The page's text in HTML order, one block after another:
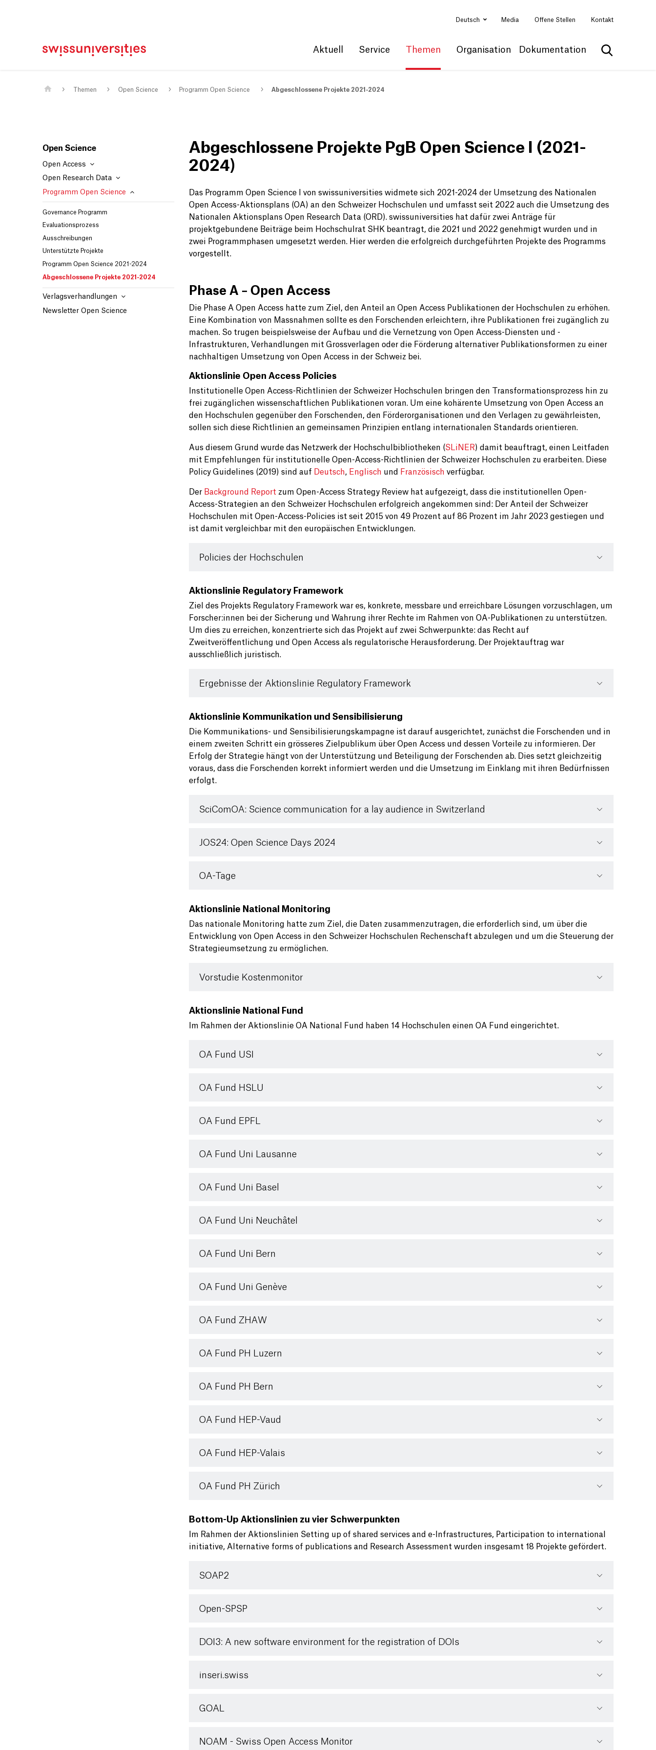
Sitemap
Deutsch Media Offene Stellen Kontakt
Aktuell Service Themen Organisation Dokumentation
Suche
Themen Open Science Programm Open Science Abgeschlossene Projekte 2021-2024
Open Science
Open Access
Open Research Data
Programm Open Science
Governance Programm
Evaluationsprozess
Ausschreibungen
Unterstützte Projekte
Programm Open Science 2021-2024
Abgeschlossene Projekte 2021-2024
Verlagsverhandlungen
Newsletter Open Science
Abgeschlossene Projekte PgB Open Science I (2021-
2024)
Das Programm Open Science I von swissuniversities widmete sich 2021-2024 der Umsetzung des Nationalen
Open Access-Aktionsplans (OA) an den Schweizer Hochschulen und umfasst seit 2022 auch die Umsetzung des
Nationalen Aktionsplans Open Research Data (ORD). swissuniversities hat dafür zwei Anträge für
projektgebundene Beiträge beim Hochschulrat SHK beantragt, die 2021 und 2022 genehmigt wurden und in
zwei Programmphasen umgesetzt werden. Hier werden die erfolgreich durchgeführten Projekte des Programms
vorgestellt.
Phase A – Open Access
Die Phase A Open Access hatte zum Ziel, den Anteil an Open Access Publikationen der Hochschulen zu erhöhen.
Eine Kombination von Massnahmen sollte es den Forschenden erleichtern, ihre Publikationen frei zugänglich zu
machen. So trugen beispielsweise der Aufbau und die Vernetzung von Open Access-Diensten und -
Infrastrukturen, Verhandlungen mit Grossverlagen oder die Förderung alternativer Publikationsformen zu einer
nachhaltigen Umsetzung von Open Access in der Schweiz bei.
Aktionslinie Open Access Policies
Institutionelle Open Access-Richtlinien der Schweizer Hochschulen bringen den Transformationsprozess hin zu
frei zugänglichen wissenschaftlichen Publikationen voran. Um eine kohärente Umsetzung von Open Access an
den Hochschulen gegenüber den Forschenden, den Förderorganisationen und den Verlagen zu gewährleisten,
sollen sich diese Richtlinien an gemeinsamen Prinzipien entlang internationalen Standards orientieren.
Aus diesem Grund wurde das Netzwerk der Hochschulbibliotheken (SLiNER) damit beauftragt, einen Leitfaden
mit Empfehlungen für institutionelle Open-Access-Richtlinien der Schweizer Hochschulen zu erarbeiten. Diese
Policy Guidelines (2019) sind auf Deutsch, Englisch und Französisch verfügbar.
Der Background Report zum Open-Access Strategy Review hat aufgezeigt, dass die institutionellen Open-
Access-Strategien an den Schweizer Hochschulen erfolgreich angekommen sind: Der Anteil der Schweizer
Hochschulen mit Open-Access-Policies ist seit 2015 von 49 Prozent auf 86 Prozent im Jahr 2023 gestiegen und
ist damit vergleichbar mit den europäischen Entwicklungen.
Policies der Hochschulen
Aktionslinie Regulatory Framework
Ziel des Projekts Regulatory Framework war es, konkrete, messbare und erreichbare Lösungen vorzuschlagen, um
Forscher:innen bei der Sicherung und Wahrung ihrer Rechte im Rahmen von OA-Publikationen zu unterstützen.
Um dies zu erreichen, konzentrierte sich das Projekt auf zwei Schwerpunkte: das Recht auf
Zweitveröffentlichung und Open Access als regulatorische Herausforderung. Der Projektauftrag war
ausschließlich juristisch.
Ergebnisse der Aktionslinie Regulatory Framework
Aktionslinie Kommunikation und Sensibilisierung
Die Kommunikations- und Sensibilisierungskampagne ist darauf ausgerichtet, zunächst die Forschenden und in
einem zweiten Schritt ein grösseres Zielpublikum über Open Access und dessen Vorteile zu informieren. Der
Erfolg der Strategie hängt von der Unterstützung und Beteiligung der Forschenden ab. Dies setzt gleichzeitig
voraus, dass die Forschenden korrekt informiert werden und die Umsetzung im Einklang mit ihren Bedürfnissen
erfolgt.
SciComOA: Science communication for a lay audience in Switzerland
JOS24: Open Science Days 2024
OA-Tage
Aktionslinie National Monitoring
Das nationale Monitoring hatte zum Ziel, die Daten zusammenzutragen, die erforderlich sind, um über die
Entwicklung von Open Access in den Schweizer Hochschulen Rechenschaft abzulegen und um die Steuerung der
Strategieumsetzung zu ermöglichen.
Vorstudie Kostenmonitor
Aktionslinie National Fund
Im Rahmen der Aktionslinie OA National Fund haben 14 Hochschulen einen OA Fund eingerichtet.
OA Fund USI
OA Fund HSLU
OA Fund EPFL
OA Fund Uni Lausanne
OA Fund Uni Basel
OA Fund Uni Neuchâtel
OA Fund Uni Bern
OA Fund Uni Genève
OA Fund ZHAW
OA Fund PH Luzern
OA Fund PH Bern
OA Fund HEP-Vaud
OA Fund HEP-Valais
OA Fund PH Zürich
Bottom-Up Aktionslinien zu vier Schwerpunkten
Im Rahmen der Aktionslinien Setting up of shared services and e-Infrastructures, Participation to international
initiative, Alternative forms of publications and Research Assessment wurden insgesamt 18 Projekte gefördert.
SOAP2
Open-SPSP
DOI3: A new software environment for the registration of DOIs
inseri.swiss
GOAL
NOAM - Swiss Open Access Monitor